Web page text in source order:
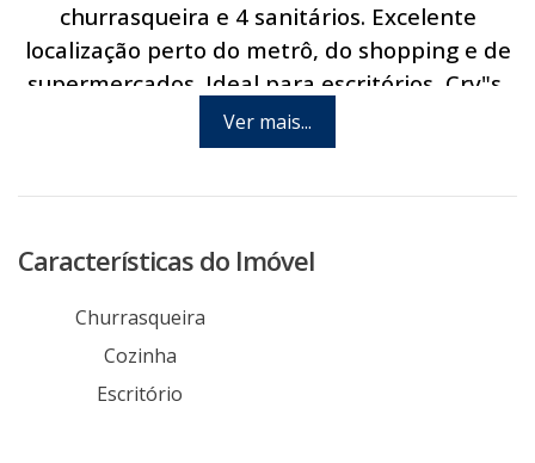
churrasqueira e 4 sanitários. Excelente
localização perto do metrô, do shopping e de
supermercados. Ideal para escritórios, Crv"s,
faculdades, clínicas, cursos, comércios em
geral. Necessita de reforma. Fácil acesso às
Disponível na região: internet, abastecimento
linha de ônibus. Via pública asfaltada. Agende
hoje mesmo uma visita com um de nossos
Ver mais...
Características do Imóvel
Churrasqueira
Cozinha
Escritório